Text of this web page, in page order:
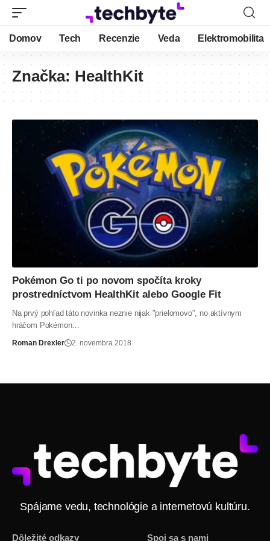
Domov Tech Recenzie Veda Elektromobilita
Značka: HealthKit
Pokémon Go ti po novom spočíta kroky
prostredníctvom HealthKit alebo Google Fit
Na prvý pohľad táto novinka neznie nijak "prielomovo", no aktívnym
hráčom Pokémon…
Roman Drexler 2. novembra 2018
Spájame vedu, technológie a internetovú kultúru.
Dôležité odkazy Spoj sa s nami